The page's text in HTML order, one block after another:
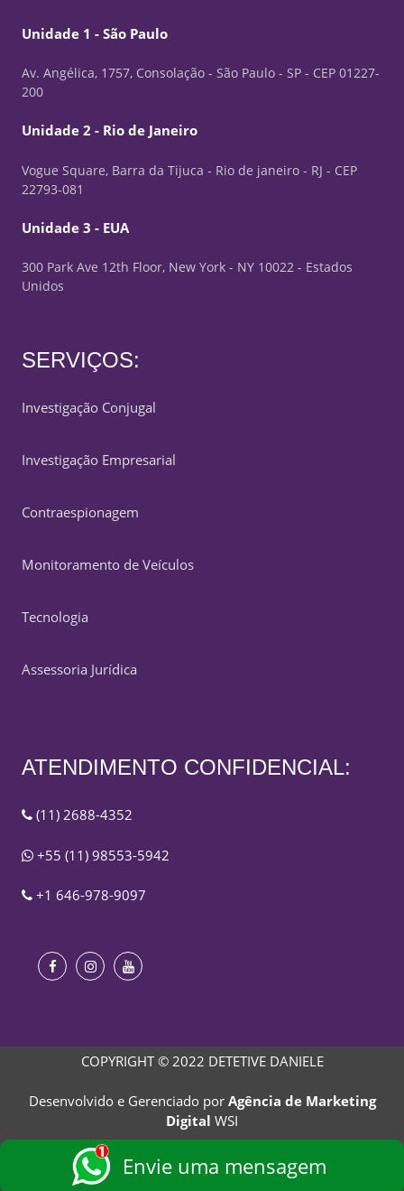
Envie uma mensagem
Unidade 1 - São Paulo
Av. Angélica, 1757, Consolação - São Paulo - SP - CEP 01227-
200
Unidade 2 - Rio de Janeiro
Vogue Square, Barra da Tijuca - Rio de janeiro - RJ - CEP
22793-081
Unidade 3 - EUA
300 Park Ave 12th Floor, New York - NY 10022 - Estados
Unidos
SERVIÇOS:
Investigação Conjugal
Investigação Empresarial
Contraespionagem
Monitoramento de Veículos
Tecnologia
Assessoria Jurídica
ATENDIMENTO CONFIDENCIAL:
(11) 2688-4352
+55 (11) 98553-5942
+1 646-978-9097
COPYRIGHT © 2022 DETETIVE DANIELE
Desenvolvido e Gerenciado por Agência de Marketing
Digital WSI